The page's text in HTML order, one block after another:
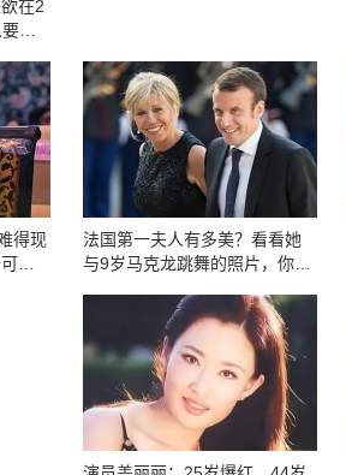
在2
等
得现
以
法国第一夫人有多美？看看她
与9岁马克龙跳舞的照片，你就